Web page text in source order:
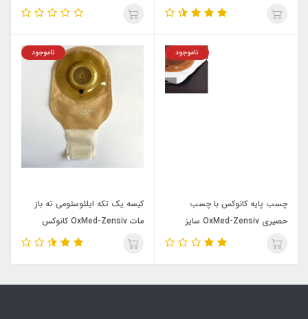
60mmقابل برشOxMed کد
حلقه60میلیمتر،قابل برش(قطر
ناموجود
چسب پایه کانوکس با چسب
حصیری OxMed-Zensiv سایز
حلقه70میلیمتر،قابل برش(قطر
ناموجود
کیسه یک تکه ایلئوستومی ته باز
مات OxMed-Zensiv کانوکس
فیلتردار با پنجره معاینه،دریچه خروج